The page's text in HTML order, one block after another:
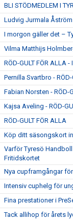
BLI STÖDMEDLEM I
Ludvig Jurmala Åström
I morgon gäller det –
Vilma Matthijs
RÖD-GULT FÖR ALLA
Pernilla Svartbro - RÖD-
Fabian Norsten - RÖD-
Kajsa Aveling - RÖD-
RÖD-GULT FÖR ALLA
Köp ditt säsongskort
Varför Tyresö
Fritidskortet
Nya cupframgångar
Intensiv cuphelg för
Fina prestationer i
Tack allihop för årets